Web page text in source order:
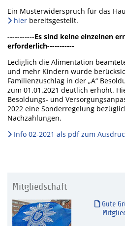
Ein Musterwiderspruch für das
hier bereitsgestellt.
-----------Es sind keine einzelnen
erforderlich-----------
Lediglich die Alimentation
und mehr Kindern wurde
Familienzuschlag in der „A“
zum 01.01.2021 deutlich erhöht.
Besoldungs- und
2022 eine Sonderregelung
Nachzahlungen.
Info 02-2021 als pdf zum
Mitgliedschaft
Gute